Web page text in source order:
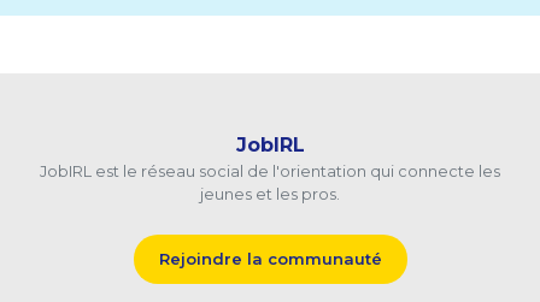
JobIRL
JobIRL est le réseau social de l'orientation qui connecte les
jeunes et les pros.
Rejoindre la communauté